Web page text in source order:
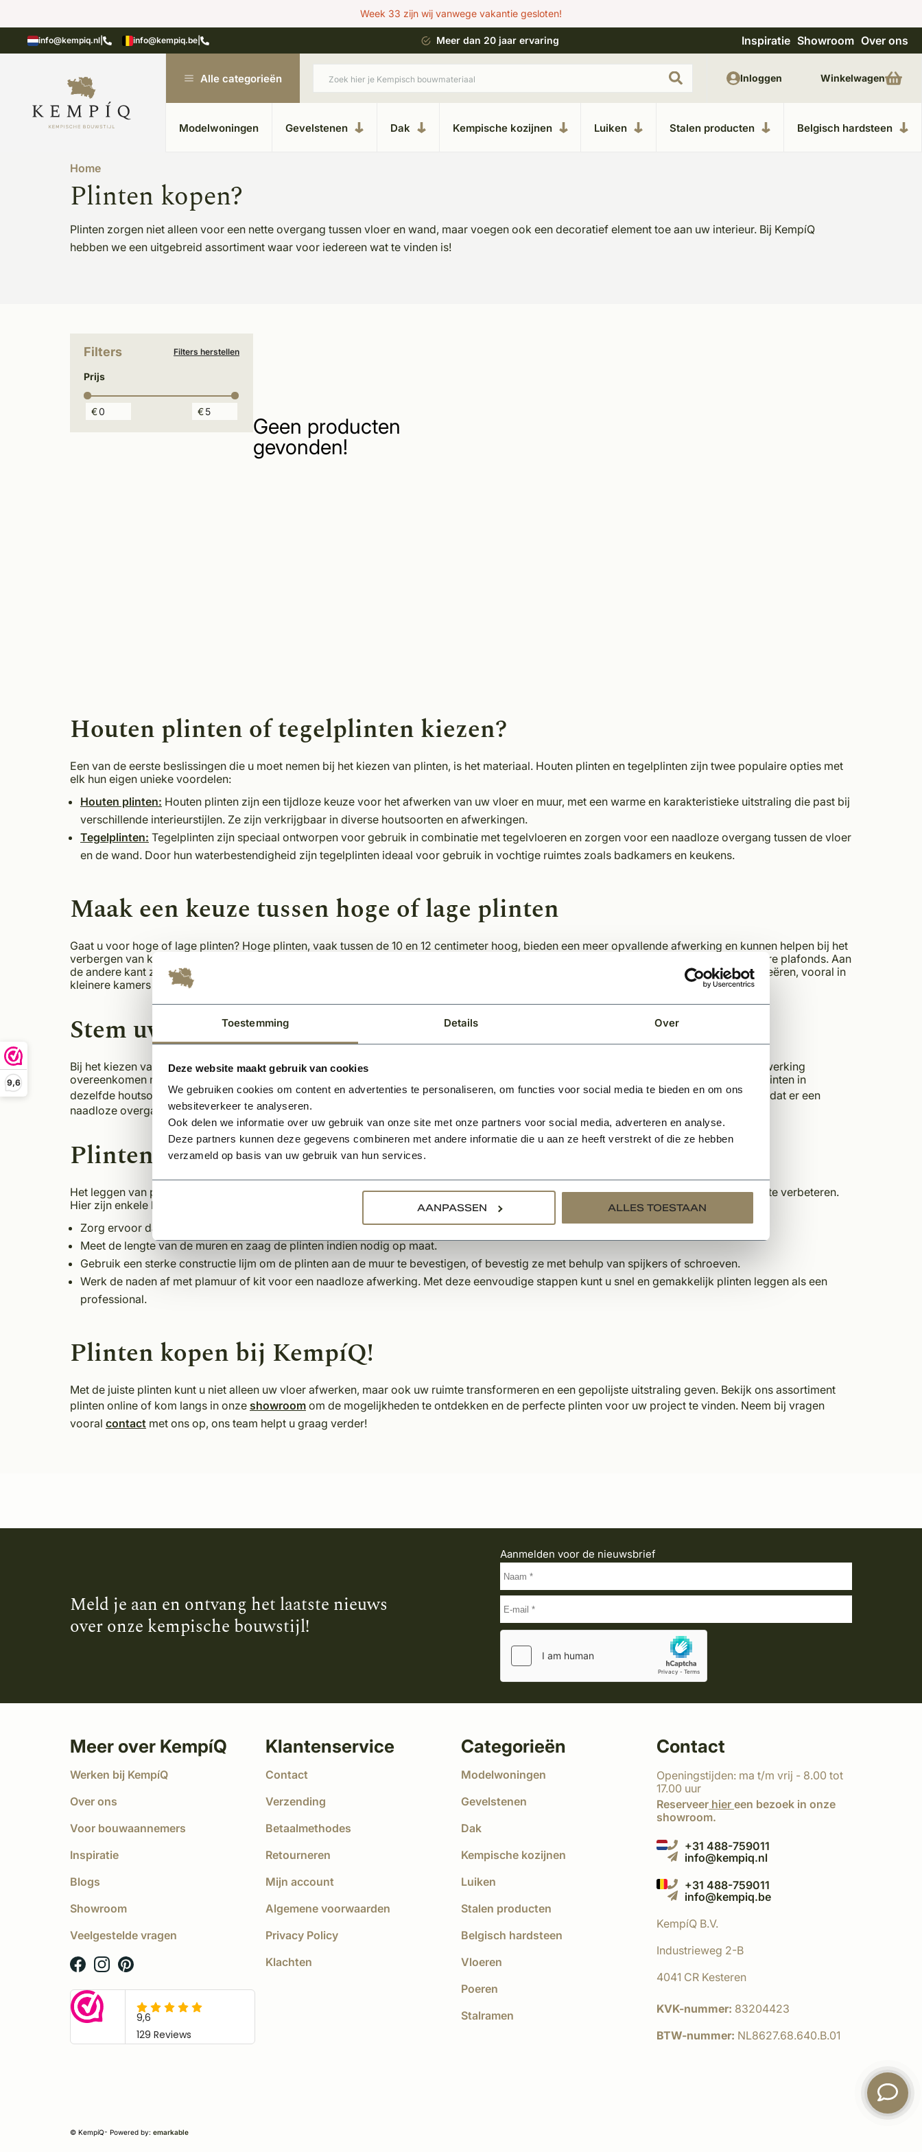
Toestemming Details Over
Deze website maakt gebruik van cookies
We gebruiken cookies om content en advertenties te personaliseren, om functies voor social media te bieden en om ons
websiteverkeer te analyseren.
Ook delen we informatie over uw gebruik van onze site met onze partners voor social media, adverteren en analyse.
Deze partners kunnen deze gegevens combineren met andere informatie die u aan ze heeft verstrekt of die ze hebben
verzameld op basis van uw gebruik van hun services.
AANPASSEN ALLES TOESTAAN
9,6
Week 33 zijn wij vanwege vakantie gesloten!
info@kempiq.nl info@kempiq.be
in Kesteren Unieke materialen in kempische bouwstijl Meer dan 20 jaar ervaring Uitgebreide showroom in Kesteren Unieke
Inspiratie Showroom Over ons
Alle categorieën
Modelwoningen Gevelstenen Dak Kempische kozijnen Luiken Stalen producten Belgisch hardsteen
Inloggen Winkelwagen
Home
Plinten kopen?
Plinten zorgen niet alleen voor een nette overgang tussen vloer en wand, maar voegen ook een decoratief element toe aan uw interieur. Bij KempíQ
hebben we een uitgebreid assortiment waar voor iedereen wat te vinden is!
Filters Filters herstellen
Prijs
€ €
Geen producten
gevonden!
Houten plinten of tegelplinten kiezen?
Een van de eerste beslissingen die u moet nemen bij het kiezen van plinten, is het materiaal. Houten plinten en tegelplinten zijn twee populaire opties met
elk hun eigen unieke voordelen:
Houten plinten: Houten plinten zijn een tijdloze keuze voor het afwerken van uw vloer en muur, met een warme en karakteristieke uitstraling die past bij
verschillende interieurstijlen. Ze zijn verkrijgbaar in diverse houtsoorten en afwerkingen.
Tegelplinten: Tegelplinten zijn speciaal ontworpen voor gebruik in combinatie met tegelvloeren en zorgen voor een naadloze overgang tussen de vloer
en de wand. Door hun waterbestendigheid zijn tegelplinten ideaal voor gebruik in vochtige ruimtes zoals badkamers en keukens.
Maak een keuze tussen hoge of lage plinten
Gaat u voor hoge of lage plinten? Hoge plinten, vaak tussen de 10 en 12 centimeter hoog, bieden een meer opvallende afwerking en kunnen helpen bij het
verbergen van kabels en oneffenheden langs de wand. Ze geven de ruimte een statigere uitstraling en kunnen goed samengaan met hogere plafonds. Aan
de andere kant zijn lage plinten, meestal tussen de 5 en 8 centimeter hoog, subtieler en kunnen ze een gevoel van ruimte en luchtigheid creëren, vooral in
kleinere kamers of ruimtes met lagere plafonds.
Stem uw plinten af met de vloer
Bij het kiezen van plinten is het belangrijk om ervoor te zorgen dat ze goed passen bij uw vloer. Kies plinten die qua materiaal, kleur en afwerking
overeenkomen met uw vloer om een ​​naadloze en samenhangende uitstraling te creëren. Bij houten vloeren kunnen bijvoorbeeld houten plinten in
dezelfde houtsoort en afwerking worden gekozen voor een uniforme look. Bij KempíQ kunt uvloerenen plinten in dezelfde stijl kopen, zodat er een
naadloze overgang komt tussen de vloer en de muur.
Plinten leggen: onze tips!
Het leggen van plinten kan een eenvoudige maar effectieve manier zijn om uw vloer af te werken en de algehele uitstraling van uw ruimte te verbeteren.
Hier zijn enkele handige tips voor het installeren van plinten:
Zorg ervoor dat de muren en vloeren volledig schoon en droog zijn voordat u begint.
Meet de lengte van de muren en zaag de plinten indien nodig op maat.
Gebruik een sterke constructie lijm om de plinten aan de muur te bevestigen, of bevestig ze met behulp van spijkers of schroeven.
Werk de naden af met plamuur of kit voor een naadloze afwerking. Met deze eenvoudige stappen kunt u snel en gemakkelijk plinten leggen als een
professional.
Plinten kopen bij KempíQ!
Met de juiste plinten kunt u niet alleen uw vloer afwerken, maar ook uw ruimte transformeren en een gepolijste uitstraling geven. Bekijk ons assortiment
plinten online of kom langs in onze showroom om de mogelijkheden te ontdekken en de perfecte plinten voor uw project te vinden. Neem bij vragen
vooral contact met ons op, ons team helpt u graag verder!
Meld je aan en ontvang het laatste nieuws
over onze kempische bouwstijl!
Aanmelden voor de nieuwsbrief
Meer over KempíQ
Werken bij KempíQ
Over ons
Voor bouwaannemers
Inspiratie
Blogs
Showroom
Veelgestelde vragen
Klantenservice
Contact
Verzending
Betaalmethodes
Retourneren
Mijn account
Algemene voorwaarden
Privacy Policy
Klachten
Categorieën
Modelwoningen
Gevelstenen
Dak
Kempische kozijnen
Luiken
Stalen producten
Belgisch hardsteen
Vloeren
Poeren
Stalramen
Contact
Openingstijden: ma t/m vrij - 8.00 tot
17.00 uur
Reserveer hier een bezoek in onze
showroom.
+31 488-759011
info@kempiq.nl
+31 488-759011
info@kempiq.be
KempíQ B.V.
Industrieweg 2-B
4041 CR Kesteren
KVK-nummer: 83204423
BTW-nummer: NL8627.68.640.B.01
© KempíQ- Powered by: emarkable